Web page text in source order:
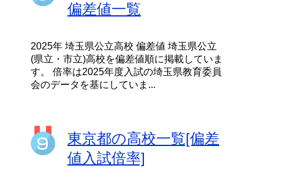
偏差値一覧
2025年 埼玉県公立高校 偏差値 埼玉県公立
(県立・市立)高校を偏差値順に掲載していま
す。 倍率は2025年度入試の埼玉県教育委員
会のデータを基にしていま...
東京都の高校一覧[偏差
値入試倍率]